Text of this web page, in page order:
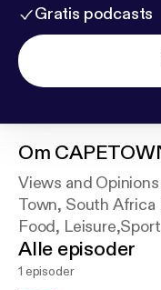
Gratis podcasts
Om
Views and
Town, South Africa
Food,
Alle episoder
1 episoder